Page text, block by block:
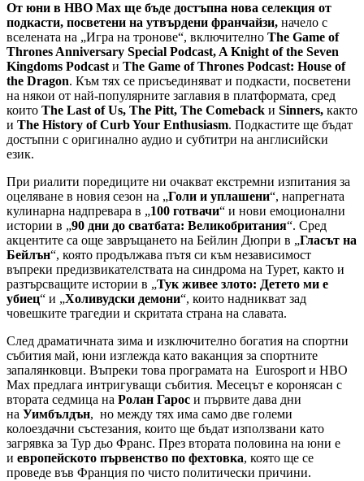
От юни в HBO Max ще бъде достъпна нова селекция от
подкасти, посветени на утвърдени франчайзи, начело с
вселената на „Игра на тронове“, включително The Game of
Thrones Anniversary Special Podcast, A Knight of the Seven
Kingdoms Podcastи The Game of Thrones Podcast: House of
the Dragon. Към тях се присъединяват и подкасти, посветени
на някои от най-популярните заглавия в платформата, сред
които The Last of Us, The Pitt, The Comeback и Sinners, както
и The History of Curb Your Enthusiasm. Подкастите ще бъдат
достъпни с оригинално аудио и субтитри на англисийски
език.
При риалити поредиците ни очакват екстремни изпитания за
оцеляване в новия сезон на „Голи и уплашени“, напрегната
кулинарна надпревара в „100 готвачи“ и нови емоционални
истории в „90 дни до сватбата: Великобритания“. Сред
акцентите са още завръщането на Бейлин Дюпри в „Гласът на
Бейлън“, която продължава пътя си към независимост
въпреки предизвикателствата на синдрома на Турет, както и
разтърсващите истории в „Тук живее злото: Детето ми е
убиец“ и „Холивудски демони“, които надникват зад
човешките трагедии и скритата страна на славата.
След драматичната зима и изключително богатия на спортни
събития май, юни изглежда като ваканция за спортните
запалянковци. Въпреки това програмата на Eurosport и НВО
Max предлага интригуващи събития. Месецът е коронясан с
втората седмица на Ролан Гарос и първите дава дни
на Уимбълдън, но между тях има само две големи
колоездачни състезания, които ще бъдат използвани като
загрявка за Тур дьо Франс. През втората половина на юни е
и европейското първенство по фехтовка, която ще се
проведе във Франция по чисто политически причини.